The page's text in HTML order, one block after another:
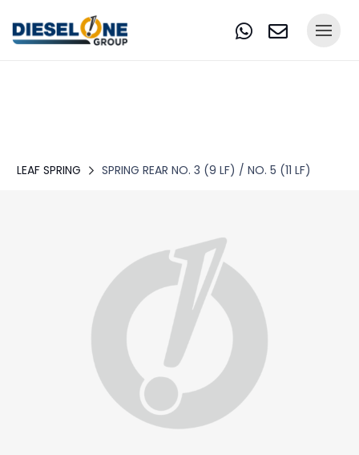
LEAF SPRING SPRING REAR NO. 3 (9 LF) / NO. 5 (11 LF)